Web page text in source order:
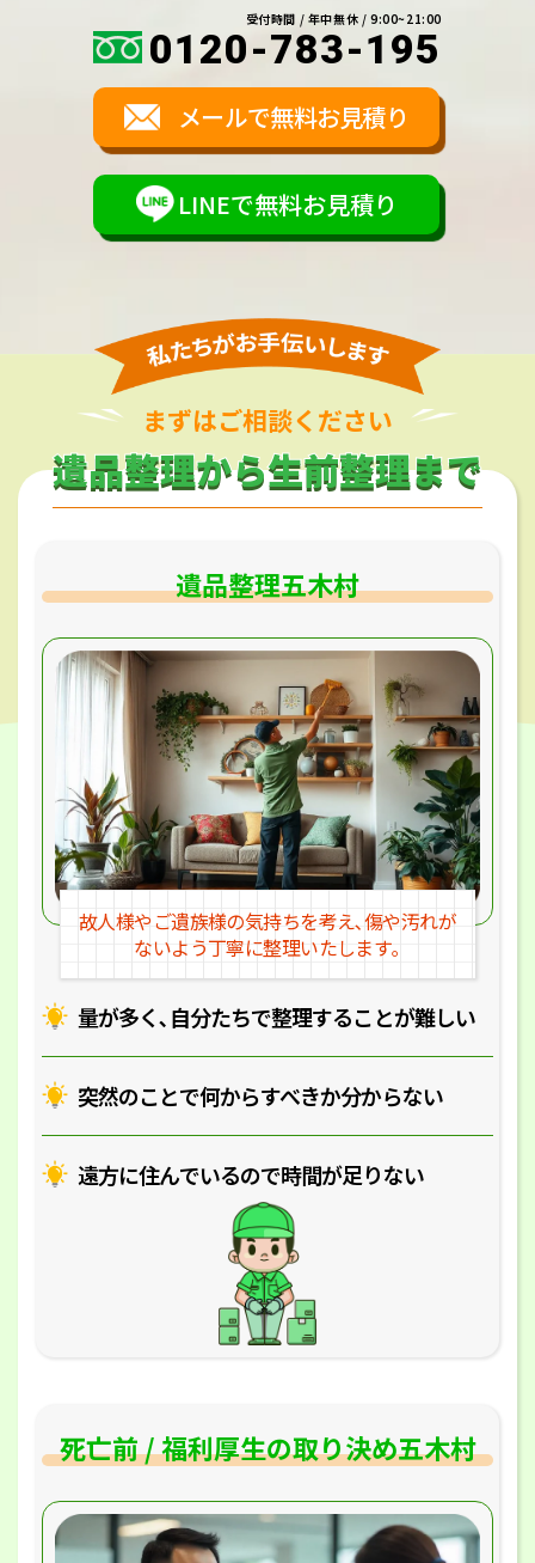
受付時間 / 年中無休 / 9:00~21:00
0120-783-195
メールで無料お見積り
LINEで無料お見積り
まずはご相談ください
遺品整理から生前整理まで
遺品整理から生前整理まで
遺品整理五木村
量が多く､自分たちで整理することが難しい
突然のことで何からすべきか分からない
遠方に住んでいるので時間が足りない
故人様やご遺族様の気持ちを考え､傷や汚れが
ないよう丁寧に整理いたします｡
死亡前 / 福利厚生の取り決め五木村